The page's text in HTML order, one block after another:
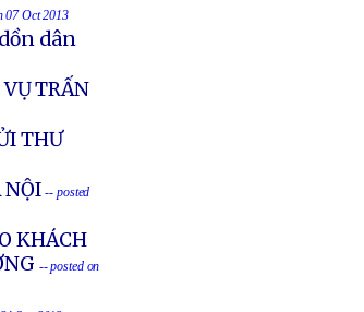
07 Oct 2013
dân
TRẤN
THƯ
NỘI -- posted
KHÁCH
-- posted on